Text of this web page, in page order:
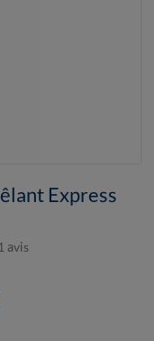
Express
1 avis